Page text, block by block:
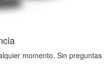
momento. Sin preguntas